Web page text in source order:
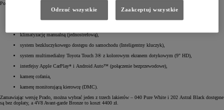
Podstawowa wersja – Prado – kosztuje od 319 900 zł. Odmiana ta została wyposażona w:
18" felgi aluminiowe z oponami 245/70 R18,
klimatyzację manualną (jednostrefową),
system bezkluczykowego dostępu do samochodu (Inteligentny kluczyk),
system multimedialny Toyota Touch 3® z kolorowym ekranem dotykowym (9" HD),
interfejsy Apple CarPlay* i Android Auto™ (połączenie bezprzewodowe),
kamerę cofania,
kamerę monitorującą kierowcę (DMC).
Zamawiając wersję Prado, można wybrać jeden z trzech lakierów – 040 Pure White i 202 Astral Black dostępne
są bez dopłaty, a 4V8 Avant-garde Bronze to koszt 4400 zł.
Odrzuć wszystkie Zaakceptuj wszystkie